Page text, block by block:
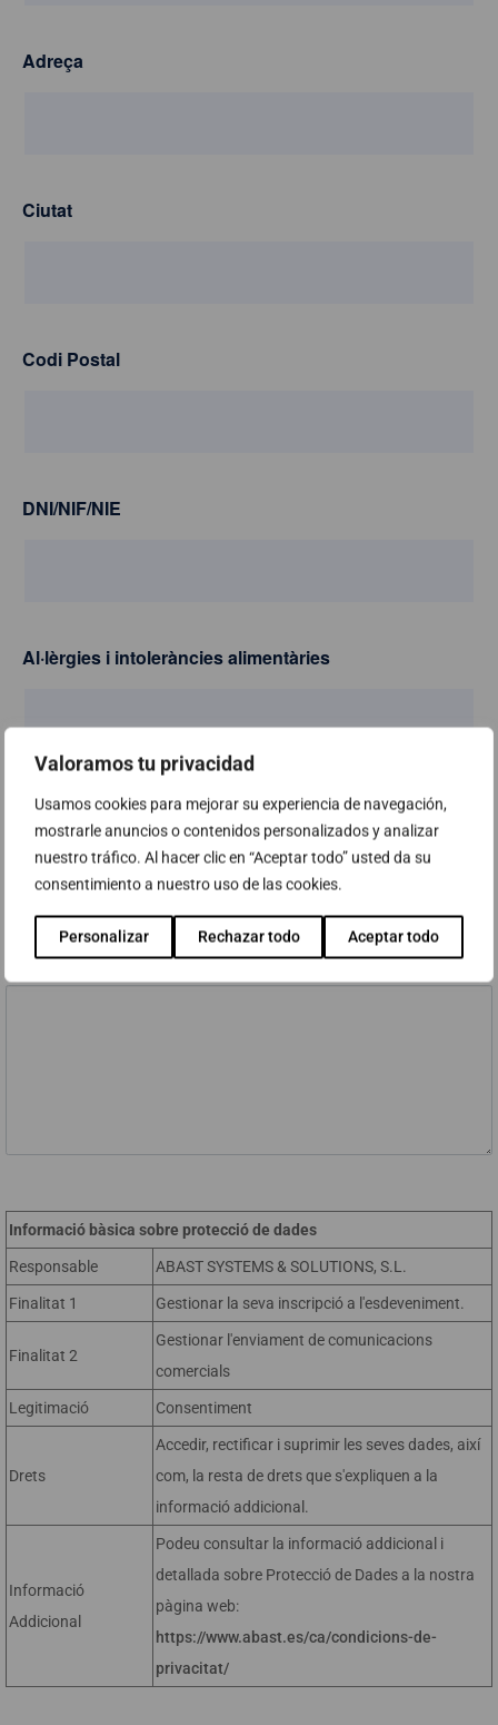
Valoramos tu privacidad
Usamos cookies para mejorar su experiencia de navegación,
mostrarle anuncios o contenidos personalizados y analizar
nuestro tráfico. Al hacer clic en “Aceptar todo” usted da su
consentimiento a nuestro uso de las cookies.
Personalizar Rechazar todo Aceptar todo
Adreça
Ciutat
Codi Postal
DNI/NIF/NIE
Al·lèrgies i intoleràncies alimentàries
Asistència*
—Por favor, elige una opción—
Missatge
Informació bàsica sobre protecció de dades
Responsable ABAST SYSTEMS & SOLUTIONS, S.L.
Finalitat 1 Gestionar la seva inscripció a l'esdeveniment.
Finalitat 2
Gestionar l'enviament de comunicacions
comercials
Legitimació Consentiment
Drets
Accedir, rectificar i suprimir les seves dades, així
com, la resta de drets que s'expliquen a la
informació addicional.
Informació
Addicional
Podeu consultar la informació addicional i
detallada sobre Protecció de Dades a la nostra
pàgina web:
https://www.abast.es/ca/condicions-de-
privacitat/